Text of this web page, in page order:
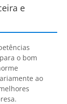
e
o bom
ao